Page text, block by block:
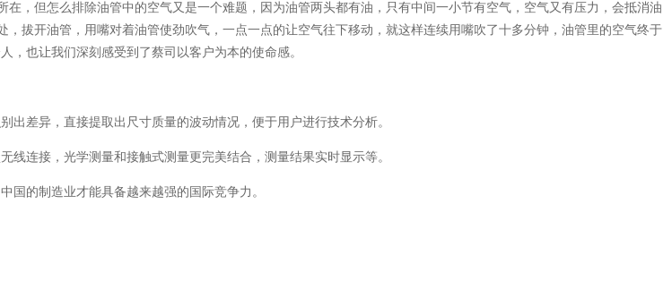
，但怎么排除油管中的空气又是一个难题，因为油管两头都有油，只有中间一小节有空气，空气又有压力，会抵消油
拔开油管，用嘴对着油管使劲吹气，一点一点的让空气往下移动，就这样连续用嘴吹了十多分钟，油管里的空气终于
，也让我们深刻感受到了蔡司以客户为本的使命感。
差异，直接提取出尺寸质量的波动情况，便于用户进行技术分析。
连接，光学测量和接触式测量更完美结合，测量结果实时显示等。
的制造业才能具备越来越强的国际竞争力。